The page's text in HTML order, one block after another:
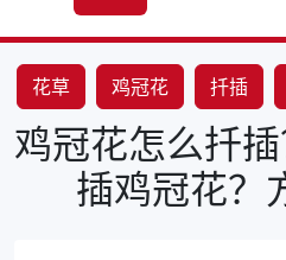
花草 鸡冠花 扦插
鸡冠花怎么扦
插鸡冠花？